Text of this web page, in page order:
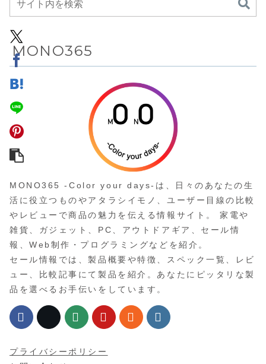
ど、毎
立づくり
MONO365
MONO365 -Color your days-は、日々のあなたの生
活に役立つものやアタラシイモノ、ユーザー目線の比較
やレビューで商品の魅力を伝える情報サイト。 家電や
雑貨、ガジェット、PC、アウトドアギア、セール情
報、Web制作・プログラミングなどを紹介。
セール情報では、製品概要や特徴、スペック一覧、レビ
ュー、比較記事にて製品を紹介。あなたにピッタリな製
品を選べるお手伝いをしています。
プライバシーポリシー